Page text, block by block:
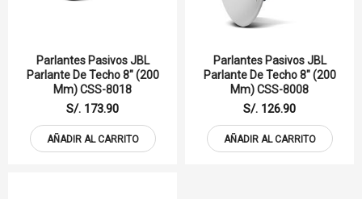
Parlantes Pasivos JBL
Parlante De Techo 8" (200
Mm) CSS-8018
S/. 173.90
AÑADIR AL CARRITO
Parlantes Pasivos JBL
Parlante De Techo 8" (200
Mm) CSS-8008
S/. 126.90
AÑADIR AL CARRITO